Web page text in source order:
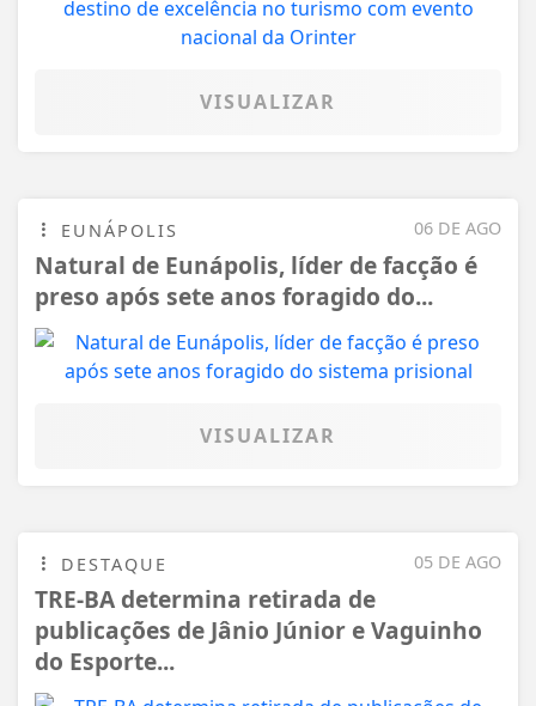
VISUALIZAR
06 DE AGO
EUNÁPOLIS
Natural de Eunápolis, líder de facção é
preso após sete anos foragido do...
VISUALIZAR
05 DE AGO
DESTAQUE
TRE-BA determina retirada de
publicações de Jânio Júnior e Vaguinho
do Esporte...